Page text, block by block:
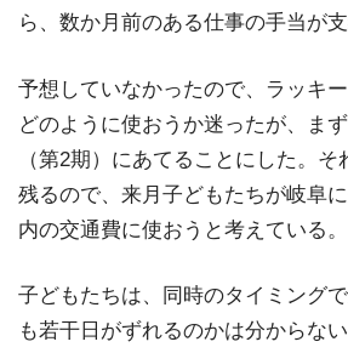
ら、数か月前のある仕事の手当が
予想していなかったので、ラッキー
どのように使おうか迷ったが、ま
（第2期）にあてることにした。
残るので、来月子どもたちが岐阜
内の交通費に使おうと考えている。
子どもたちは、同時のタイミング
も若干日がずれるのかは分からな